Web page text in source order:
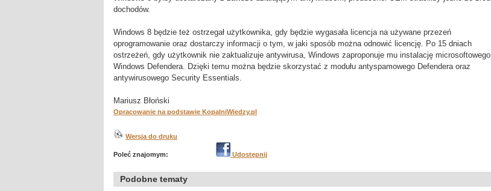
dochodów.
Windows 8 będzie też ostrzegał użytkownika, gdy będzie wygasała licencja na używane przezeń
oprogramowanie oraz dostarczy informacji o tym, w jaki sposób można odnowić licencję. Po 15 dniach
ostrzeżeń, gdy użytkownik nie zaktualizuje antywirusa, Windows zaproponuje mu instalację microsoftowego
Windows Defendera. Dzięki temu można będzie skorzystać z modułu antyspamowego Defendera oraz
antywirusowego Security Essentials.
Mariusz Błoński
Opracowanie na podstawie KopalniWiedzy.pl
Wersja do druku
Poleć znajomym: Udostępnij
Podobne tematy